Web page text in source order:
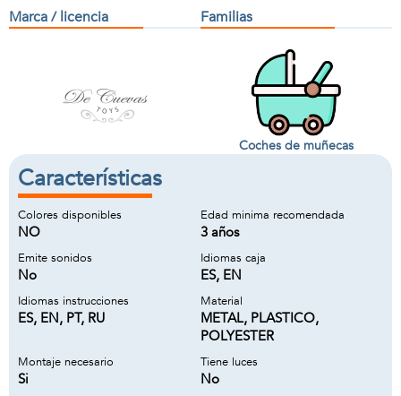
Marca / licencia Familias
Coches de muñecas
Características
Colores disponibles
NO
Edad minima recomendada
3 años
Emite sonidos
No
Idiomas caja
ES, EN
Idiomas instrucciones
ES, EN, PT, RU
Material
METAL, PLASTICO,
POLYESTER
Montaje necesario
Si
Tiene luces
No